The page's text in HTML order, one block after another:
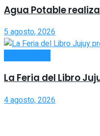
Agua Potable
5 agosto, 2026
La Feria del Libro
4 agosto, 2026